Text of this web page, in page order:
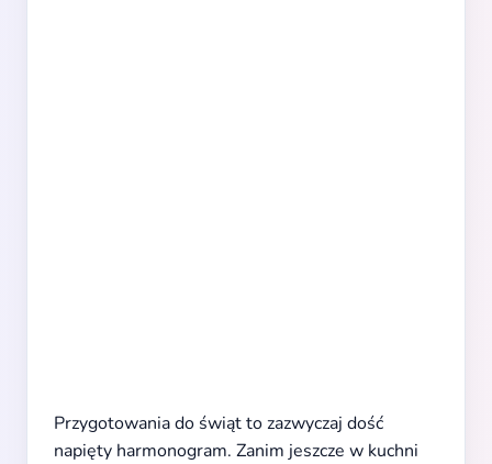
Przygotowania do świąt to zazwyczaj dość
napięty harmonogram. Zanim jeszcze w kuchni